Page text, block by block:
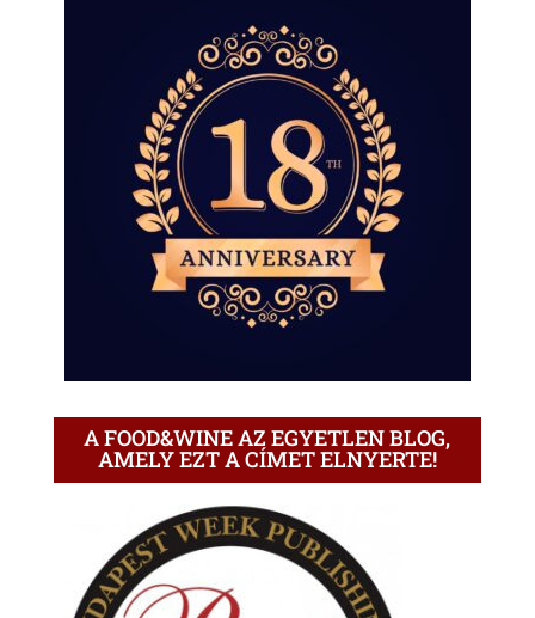
A FOOD&WINE AZ EGYETLEN BLOG,
AMELY EZT A CÍMET ELNYERTE!